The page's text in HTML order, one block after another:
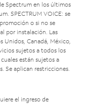
Spectrum en los últimos
SPECTRUM VOICE: se
o si no se
por instalación. Las
Unidos, Canadá, México,
sujetos a todos los
están sujetos a
Se aplican restricciones.
el ingreso de